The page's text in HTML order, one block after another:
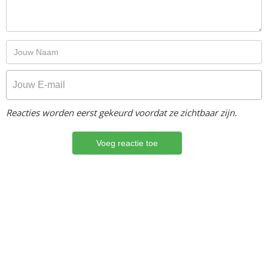
Reacties worden eerst gekeurd voordat ze zichtbaar zijn.